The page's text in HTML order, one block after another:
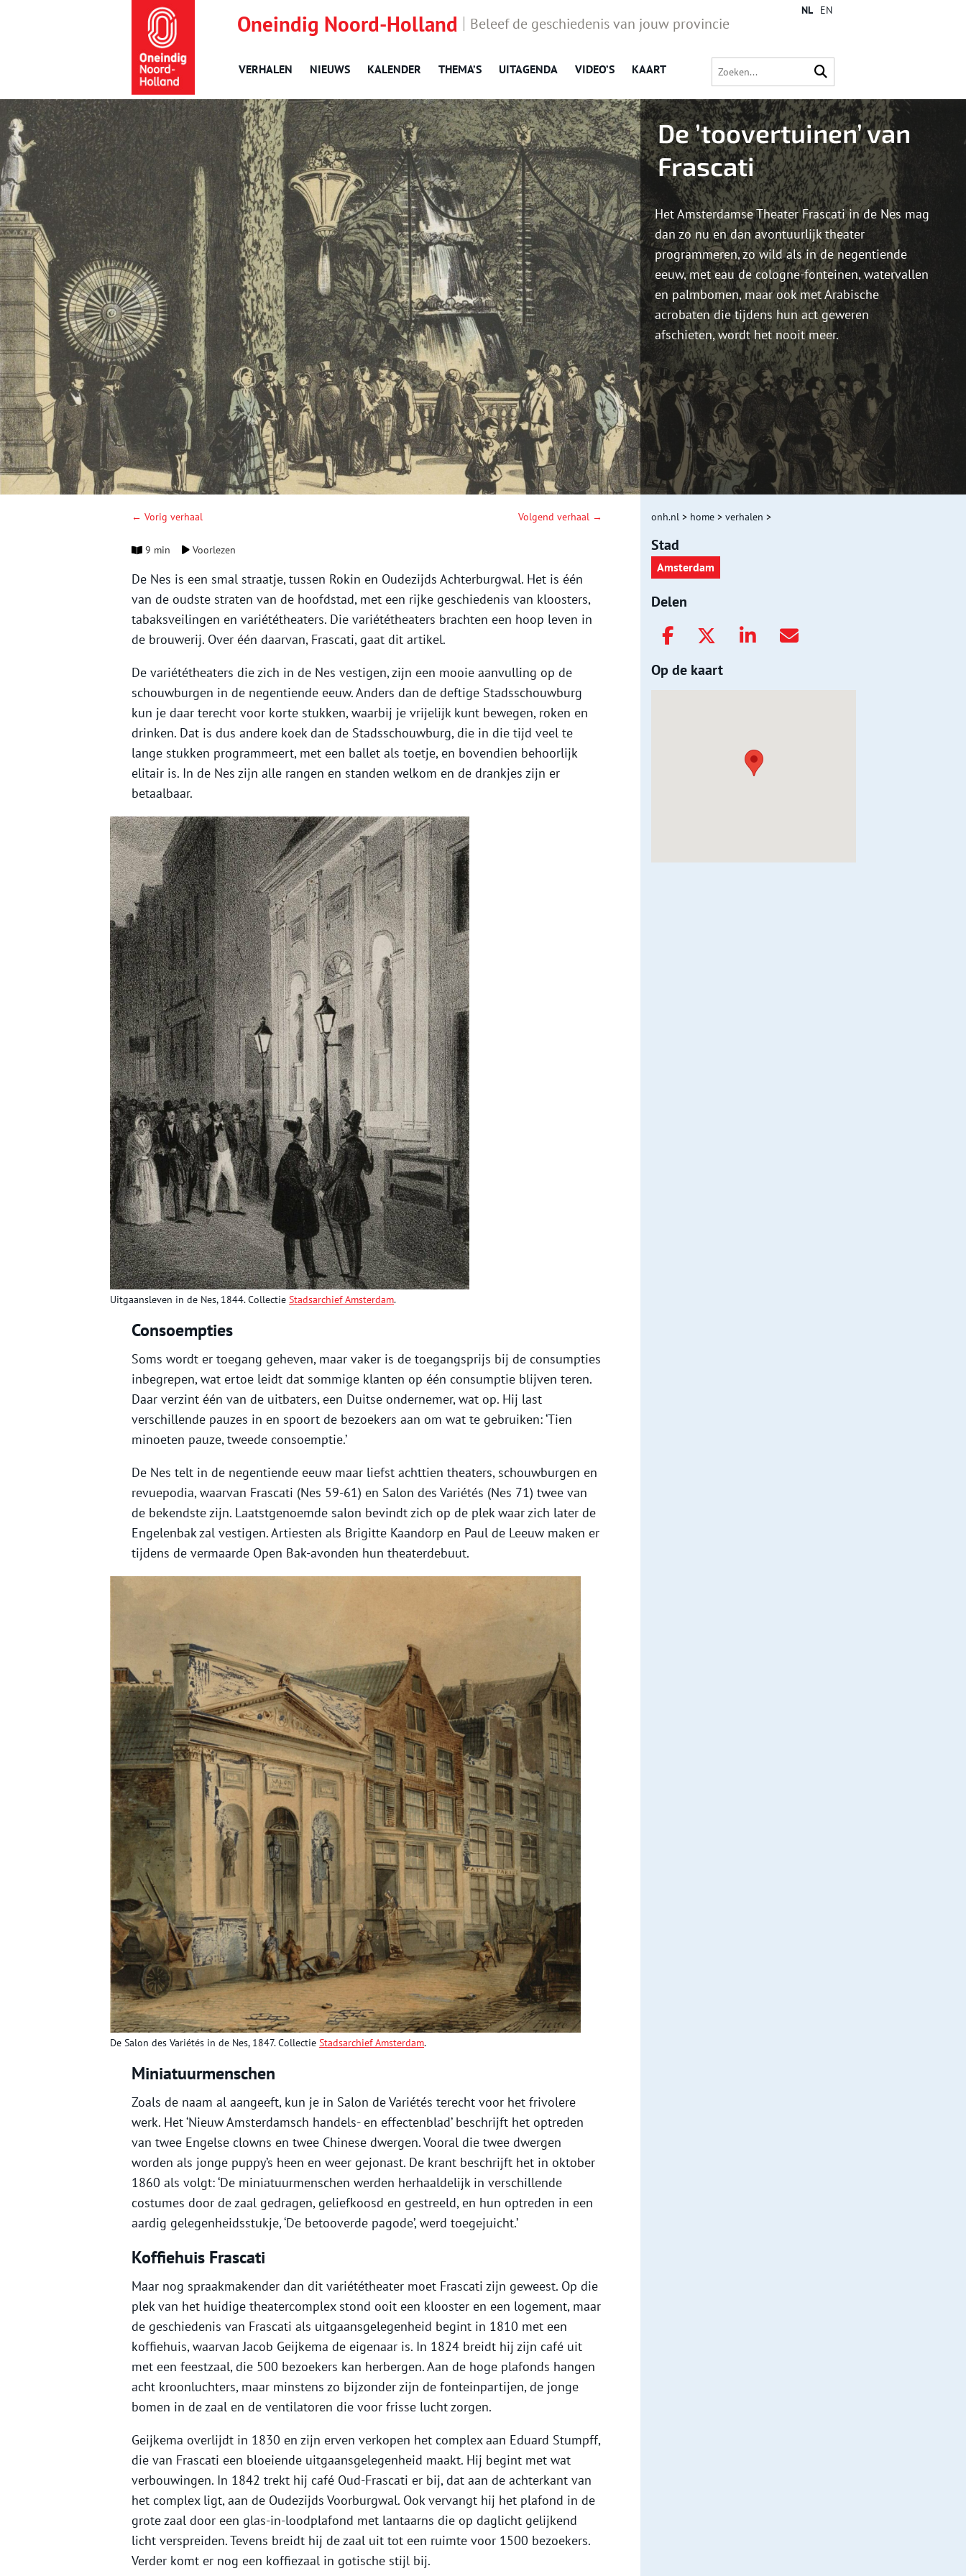
Oneindig Noord-Holland Beleef de geschiedenis van jouw provincie
VERHALEN NIEUWS KALENDER THEMA’S UITAGENDA VIDEO’S KAART
NL EN
De ’toovertuinen’ van
Frascati
Het Amsterdamse Theater Frascati in de Nes mag
dan zo nu en dan avontuurlijk theater
programmeren, zo wild als in de negentiende
eeuw, met eau de cologne-fonteinen, watervallen
en palmbomen, maar ook met Arabische
acrobaten die tijdens hun act geweren
afschieten, wordt het nooit meer.
← Vorig verhaal Volgend verhaal →
9 min Voorlezen
De Nes is een smal straatje, tussen Rokin en Oudezijds Achterburgwal. Het is één
van de oudste straten van de hoofdstad, met een rijke geschiedenis van kloosters,
tabaksveilingen en variététheaters. Die variététheaters brachten een hoop leven in
de brouwerij. Over één daarvan, Frascati, gaat dit artikel.
De variététheaters die zich in de Nes vestigen, zijn een mooie aanvulling op de
schouwburgen in de negentiende eeuw. Anders dan de deftige Stadsschouwburg
kun je daar terecht voor korte stukken, waarbij je vrijelijk kunt bewegen, roken en
drinken. Dat is dus andere koek dan de Stadsschouwburg, die in die tijd veel te
lange stukken programmeert, met een ballet als toetje, en bovendien behoorlijk
elitair is. In de Nes zijn alle rangen en standen welkom en de drankjes zijn er
betaalbaar.
Uitgaansleven in de Nes, 1844. Collectie Stadsarchief Amsterdam.
Consoempties
Soms wordt er toegang geheven, maar vaker is de toegangsprijs bij de consumpties
inbegrepen, wat ertoe leidt dat sommige klanten op één consumptie blijven teren.
Daar verzint één van de uitbaters, een Duitse ondernemer, wat op. Hij last
verschillende pauzes in en spoort de bezoekers aan om wat te gebruiken: ‘Tien
minoeten pauze, tweede consoemptie.’
De Nes telt in de negentiende eeuw maar liefst achttien theaters, schouwburgen en
revuepodia, waarvan Frascati (Nes 59-61) en Salon des Variétés (Nes 71) twee van
de bekendste zijn. Laatstgenoemde salon bevindt zich op de plek waar zich later de
Engelenbak zal vestigen. Artiesten als Brigitte Kaandorp en Paul de Leeuw maken er
tijdens de vermaarde Open Bak-avonden hun theaterdebuut.
De Salon des Variétés in de Nes, 1847. Collectie Stadsarchief Amsterdam.
Miniatuurmenschen
Zoals de naam al aangeeft, kun je in Salon de Variétés terecht voor het frivolere
werk. Het ‘Nieuw Amsterdamsch handels- en effectenblad’ beschrijft het optreden
van twee Engelse clowns en twee Chinese dwergen. Vooral die twee dwergen
worden als jonge puppy’s heen en weer gejonast. De krant beschrijft het in oktober
1860 als volgt: ‘De miniatuurmenschen werden herhaaldelijk in verschillende
costumes door de zaal gedragen, geliefkoosd en gestreeld, en hun optreden in een
aardig gelegenheidsstukje, ‘De betooverde pagode’, werd toegejuicht.’
Koffiehuis Frascati
Maar nog spraakmakender dan dit variététheater moet Frascati zijn geweest. Op die
plek van het huidige theatercomplex stond ooit een klooster en een logement, maar
de geschiedenis van Frascati als uitgaansgelegenheid begint in 1810 met een
koffiehuis, waarvan Jacob Geijkema de eigenaar is. In 1824 breidt hij zijn café uit
met een feestzaal, die 500 bezoekers kan herbergen. Aan de hoge plafonds hangen
acht kroonluchters, maar minstens zo bijzonder zijn de fonteinpartijen, de jonge
bomen in de zaal en de ventilatoren die voor frisse lucht zorgen.
Geijkema overlijdt in 1830 en zijn erven verkopen het complex aan Eduard Stumpff,
die van Frascati een bloeiende uitgaansgelegenheid maakt. Hij begint met wat
verbouwingen. In 1842 trekt hij café Oud-Frascati er bij, dat aan de achterkant van
het complex ligt, aan de Oudezijds Voorburgwal. Ook vervangt hij het plafond in de
grote zaal door een glas-in-loodplafond met lantaarns die op daglicht gelijkend
licht verspreiden. Tevens breidt hij de zaal uit tot een ruimte voor 1500 bezoekers.
Verder komt er nog een koffiezaal in gotische stijl bij.
onh.nl > home > verhalen >
Stad
Amsterdam
Delen
Op de kaart